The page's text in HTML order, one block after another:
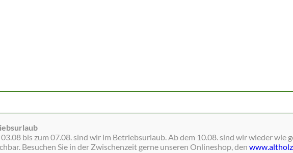
bis zum 07.08. sind wir im Betriebsurlaub. Ab dem 10.08. sind wir wieder wie
Besuchen Sie in der Zwischenzeit gerne unseren Onlineshop, den
sowie externe Dienste wie Schriften, Blätterkataloge, Social-Media und